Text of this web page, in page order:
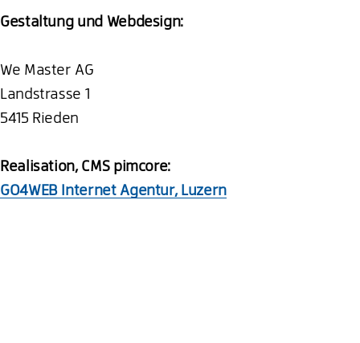
Gestaltung und Webdesign:
We Master AG
Landstrasse 1
5415 Rieden
Realisation, CMS pimcore:
GO4WEB Internet Agentur, Luzern